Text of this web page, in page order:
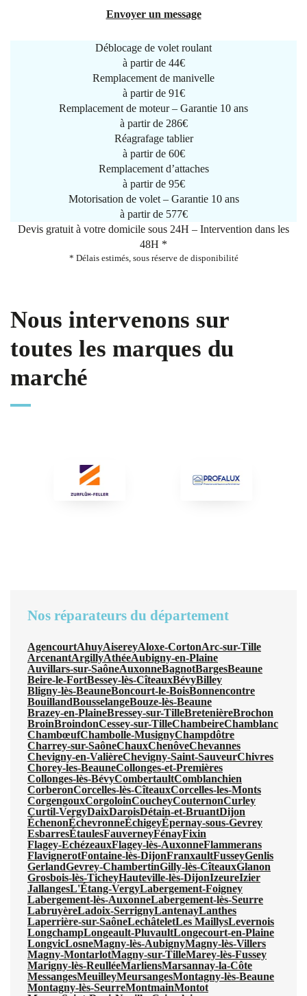
Envoyer un message
Déblocage de volet roulant
à partir de 44€
Remplacement de manivelle
à partir de 91€
Remplacement de moteur – Garantie 10 ans
à partir de 286€
Réagrafage tablier
à partir de 60€
Remplacement d’attaches
à partir de 95€
Motorisation de volet – Garantie 10 ans
à partir de 577€
Devis gratuit à votre domicile sous 24H – Intervention dans les
48H *
* Délais estimés, sous réserve de disponibilité
Nous intervenons sur
toutes les marques du
marché
Nos réparateurs du département
AgencourtAhuyAisereyAloxe-CortonArc-sur-Tille
ArcenantArgillyAthéeAubigny-en-Plaine
Auvillars-sur-SaôneAuxonneBagnotBargesBeaune
Beire-le-FortBessey-lès-CîteauxBévyBilley
Bligny-lès-BeauneBoncourt-le-BoisBonnencontre
BouillandBousselangeBouze-lès-Beaune
Brazey-en-PlaineBressey-sur-TilleBretenièreBrochon
BroinBroindonCessey-sur-TilleChambeireChamblanc
ChambœufChambolle-MusignyChampdôtre
Charrey-sur-SaôneChauxChenôveChevannes
Chevigny-en-ValièreChevigny-Saint-SauveurChivres
Chorey-les-BeauneCollonges-et-Premières
Collonges-lès-BévyCombertaultComblanchien
CorberonCorcelles-lès-CîteauxCorcelles-les-Monts
CorgengouxCorgoloinCoucheyCouternonCurley
Curtil-VergyDaixDaroisDétain-et-BruantDijon
ÉchenonÉchevronneÉchigeyÉpernay-sous-Gevrey
EsbarresÉtaulesFauverneyFénayFixin
Flagey-EchézeauxFlagey-lès-AuxonneFlammerans
FlavignerotFontaine-lès-DijonFranxaultFusseyGenlis
GerlandGevrey-ChambertinGilly-lès-CîteauxGlanon
Grosbois-lès-TicheyHauteville-lès-DijonIzeureIzier
JallangesL'Étang-VergyLabergement-Foigney
Labergement-lès-AuxonneLabergement-lès-Seurre
LabruyèreLadoix-SerrignyLantenayLanthes
Laperrière-sur-SaôneLechâteletLes MaillysLevernois
LongchampLongeault-PluvaultLongecourt-en-Plaine
LongvicLosneMagny-lès-AubignyMagny-lès-Villers
Magny-MontarlotMagny-sur-TilleMarey-lès-Fussey
Marigny-lès-ReulléeMarliensMarsannay-la-Côte
MessangesMeuilleyMeursangesMontagny-lès-Beaune
Montagny-lès-SeurreMontmainMontot